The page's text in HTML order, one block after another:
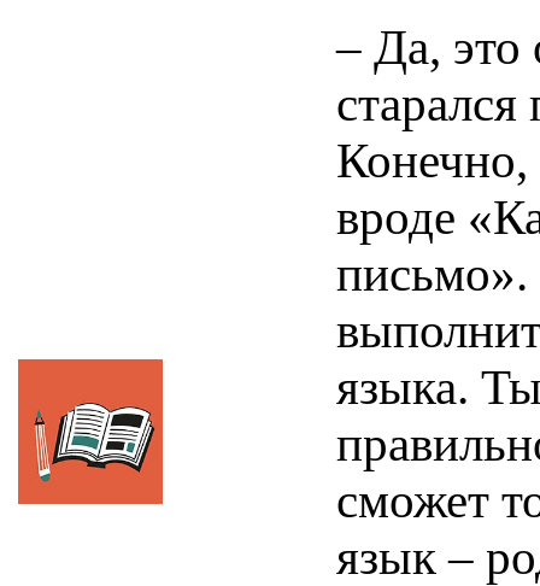
– Да, это
Конечно,
вроде
языка.
сможет
язык –